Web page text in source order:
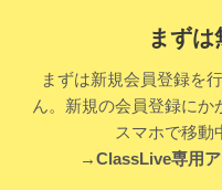
まず
まずは新規会員登録を
ん。新規の会員登録にか
スマホで移動
→ClassLive専用ア